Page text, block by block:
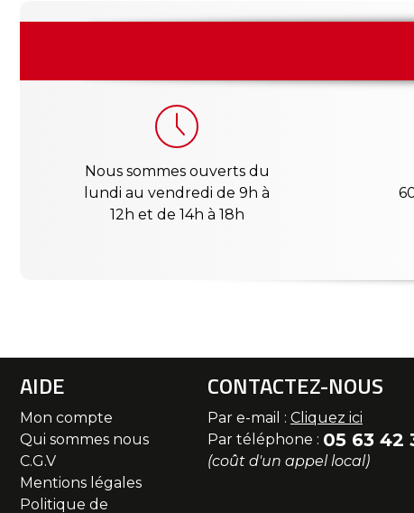
Nous sommes ouverts du
lundi au vendredi de 9h à
12h et de 14h à 18h
AIDE
Mon compte
Qui sommes nous
C.G.V
Mentions légales
Politique de
CONTACTEZ-NOUS
Par e-mail : Cliquez ici
Par téléphone : 05 63 42
(coût d'un appel local)